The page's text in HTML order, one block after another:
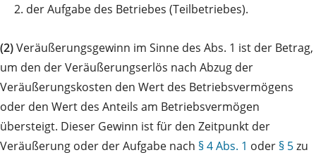
2. der Aufgabe des Betriebes (Teilbetriebes).
(2)Veräußerungsgewinn im Sinne des Abs. 1 ist der Betrag,
um den der Veräußerungserlös nach Abzug der
Veräußerungskosten den Wert des Betriebsvermögens
oder den Wert des Anteils am Betriebsvermögen
übersteigt. Dieser Gewinn ist für den Zeitpunkt der
Veräußerung oder der Aufgabe nach § 4 Abs. 1 oder § 5zu